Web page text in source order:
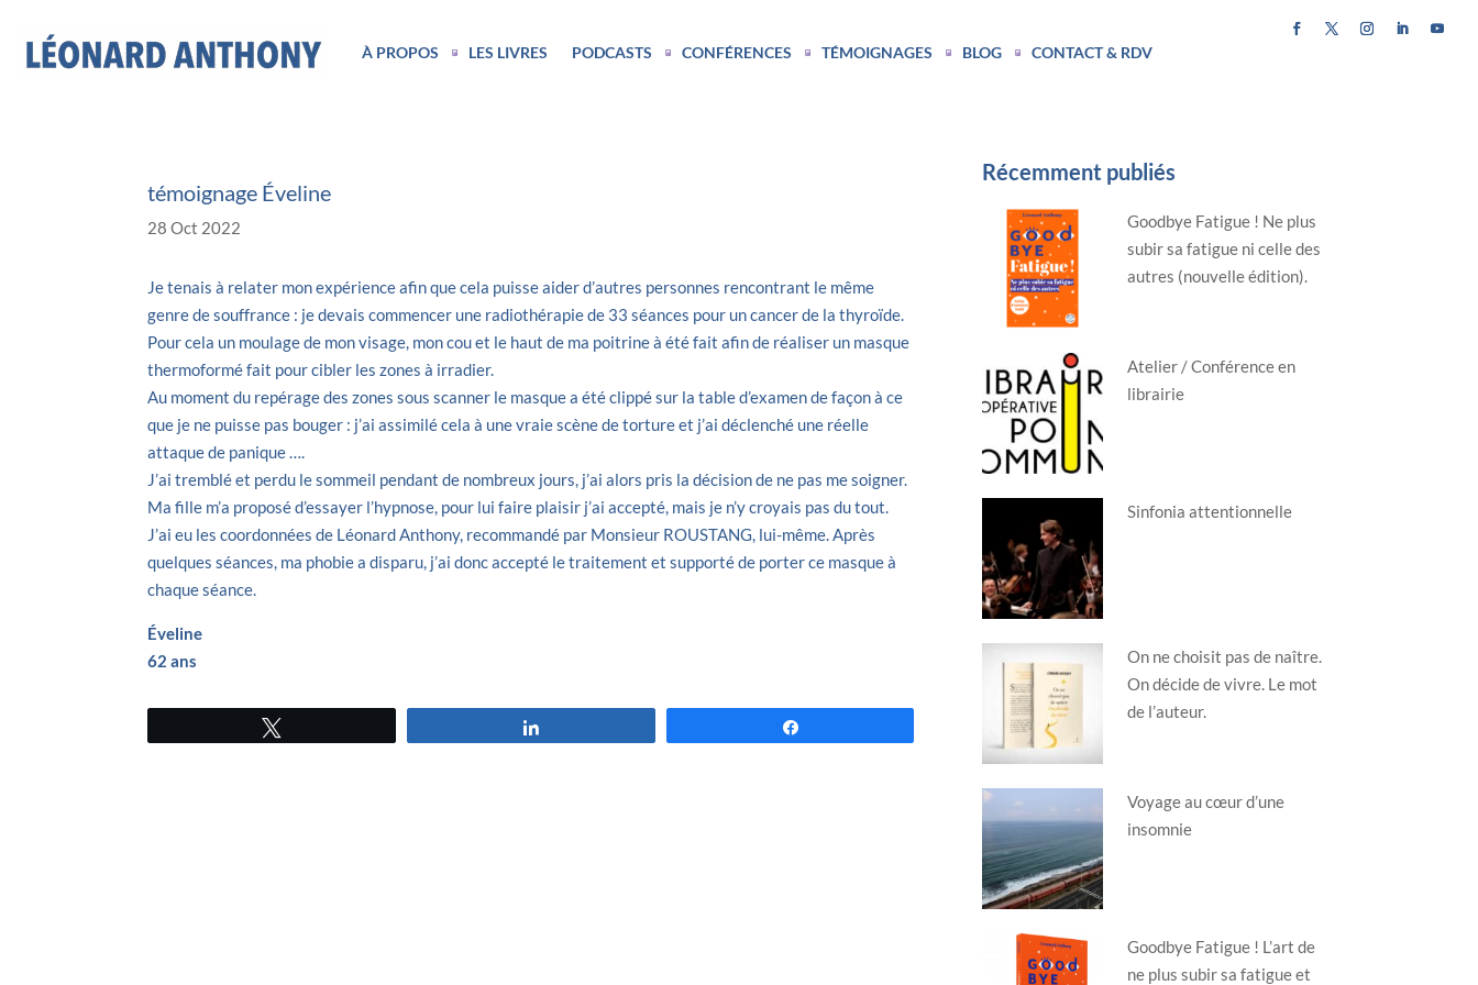
À PROPOS LES LIVRES PODCASTS CONFÉRENCES TÉMOIGNAGES BLOG CONTACT & RDV
témoignage Éveline
28 Oct 2022
Je tenais à relater mon expérience afin que cela puisse aider d’autres personnes rencontrant le même
genre de souffrance : je devais commencer une radiothérapie de 33 séances pour un cancer de la thyroïde.
Pour cela un moulage de mon visage, mon cou et le haut de ma poitrine à été fait afin de réaliser un masque
thermoformé fait pour cibler les zones à irradier.
Au moment du repérage des zones sous scanner le masque a été clippé sur la table d’examen de façon à ce
que je ne puisse pas bouger : j’ai assimilé cela à une vraie scène de torture et j’ai déclenché une réelle
attaque de panique ….
J’ai tremblé et perdu le sommeil pendant de nombreux jours, j’ai alors pris la décision de ne pas me soigner.
Ma fille m’a proposé d’essayer l’hypnose, pour lui faire plaisir j’ai accepté, mais je n’y croyais pas du tout.
J’ai eu les coordonnées de Léonard Anthony, recommandé par Monsieur ROUSTANG, lui-même. Après
quelques séances, ma phobie a disparu, j’ai donc accepté le traitement et supporté de porter ce masque à
chaque séance.
Éveline
62 ans
Récemment publiés
Goodbye Fatigue ! Ne plus
subir sa fatigue ni celle des
autres (nouvelle édition).
Atelier / Conférence en
librairie
Sinfonia attentionnelle
On ne choisit pas de naître.
On décide de vivre. Le mot
de l’auteur.
Voyage au cœur d’une
insomnie
Goodbye Fatigue ! L’art de
ne plus subir sa fatigue et